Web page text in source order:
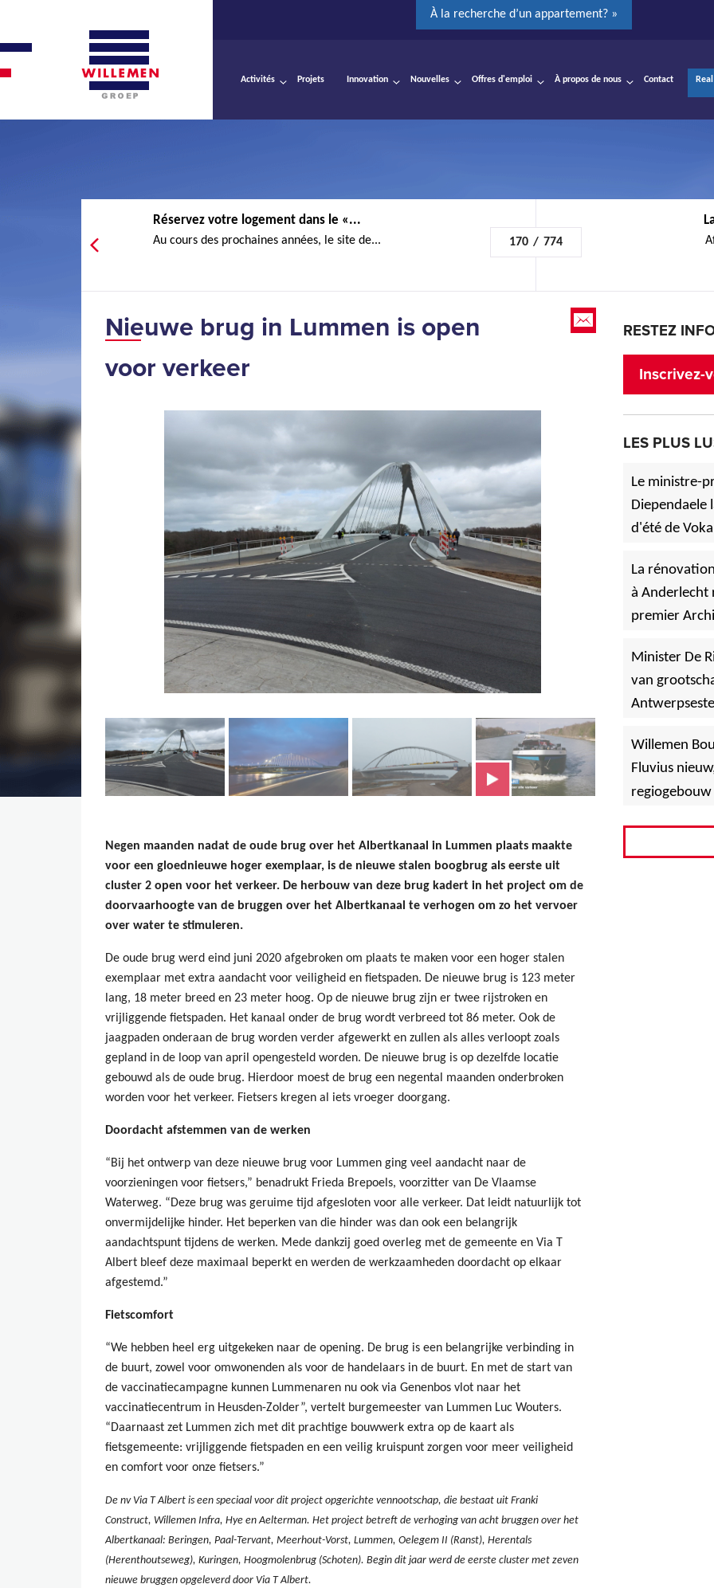
À la recherche d’un appartement? »
Activités Projets Innovation Nouvelles Offres d'emploi À propos de nous Contact
Réservez votre logement dans le «...
Au cours des prochaines années, le site de... 170 / 774
Nieuwe brug in Lummen is open
voor verkeer
Negen maanden nadat de oude brug over het Albertkanaal in Lummen plaats maakte
voor een gloednieuwe hoger exemplaar, is de nieuwe stalen boogbrug als eerste uit
cluster 2 open voor het verkeer. De herbouw van deze brug kadert in het project om de
doorvaarhoogte van de bruggen over het Albertkanaal te verhogen om zo het vervoer
over water te stimuleren.
De oude brug werd eind juni 2020 afgebroken om plaats te maken voor een hoger stalen
exemplaar met extra aandacht voor veiligheid en fietspaden. De nieuwe brug is 123 meter
lang, 18 meter breed en 23 meter hoog. Op de nieuwe brug zijn er twee rijstroken en
vrijliggende fietspaden. Het kanaal onder de brug wordt verbreed tot 86 meter. Ook de
jaagpaden onderaan de brug worden verder afgewerkt en zullen als alles verloopt zoals
gepland in de loop van april opengesteld worden. De nieuwe brug is op dezelfde locatie
gebouwd als de oude brug. Hierdoor moest de brug een negental maanden onderbroken
worden voor het verkeer. Fietsers kregen al iets vroeger doorgang.
Doordacht afstemmen van de werken
“Bij het ontwerp van deze nieuwe brug voor Lummen ging veel aandacht naar de
voorzieningen voor fietsers,” benadrukt Frieda Brepoels, voorzitter van De Vlaamse
Waterweg. “Deze brug was geruime tijd afgesloten voor alle verkeer. Dat leidt natuurlijk tot
onvermijdelijke hinder. Het beperken van die hinder was dan ook een belangrijk
aandachtspunt tijdens de werken. Mede dankzij goed overleg met de gemeente en Via T
Albert bleef deze maximaal beperkt en werden de werkzaamheden doordacht op elkaar
afgestemd.”
Fietscomfort
“We hebben heel erg uitgekeken naar de opening. De brug is een belangrijke verbinding in
de buurt, zowel voor omwonenden als voor de handelaars in de buurt. En met de start van
de vaccinatiecampagne kunnen Lummenaren nu ook via Genenbos vlot naar het
vaccinatiecentrum in Heusden-Zolder”, vertelt burgemeester van Lummen Luc Wouters.
“Daarnaast zet Lummen zich met dit prachtige bouwwerk extra op de kaart als
fietsgemeente: vrijliggende fietspaden en een veilig kruispunt zorgen voor meer veiligheid
en comfort voor onze fietsers.”
De nv Via T Albert is een speciaal voor dit project opgerichte vennootschap, die bestaat uit Franki
Construct, Willemen Infra, Hye en Aelterman. Het project betreft de verhoging van acht bruggen over het
Albertkanaal: Beringen, Paal-Tervant, Meerhout-Vorst, Lummen, Oelegem II (Ranst), Herentals
(Herenthoutseweg), Kuringen, Hoogmolenbrug (Schoten). Begin dit jaar werd de eerste cluster met zeven
nieuwe bruggen opgeleverd door Via T Albert.
RESTEZ
Inscrivez-
LES PLUS
Le ministre-
Diependaele
d'été de
La
à Anderlecht
premier
Minister De
van
Willemen
Fluvius